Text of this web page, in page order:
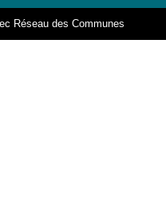
Réseau des Communes